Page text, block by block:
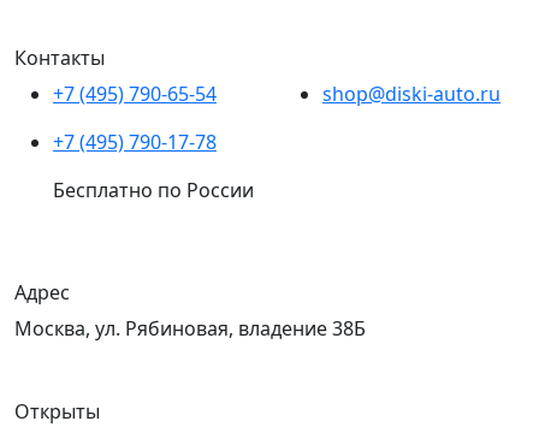
Контакты
+7 (495) 790-65-54
+7 (495) 790-17-78
Бесплатно по России
shop@diski-auto.ru
Адрес
Москва, ул. Рябиновая, владение 38Б
Открыты